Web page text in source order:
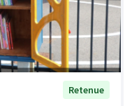
Retenue